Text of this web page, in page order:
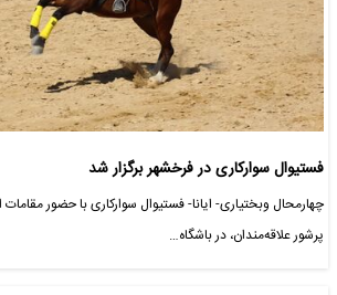
فستیوال سوارکاری در فرخشهر برگزار شد
چهارمحال وبختیاری- ایانا- فستیوال سوارکاری با حضور
پرشور علاقه‌مندان، در باشگاه…